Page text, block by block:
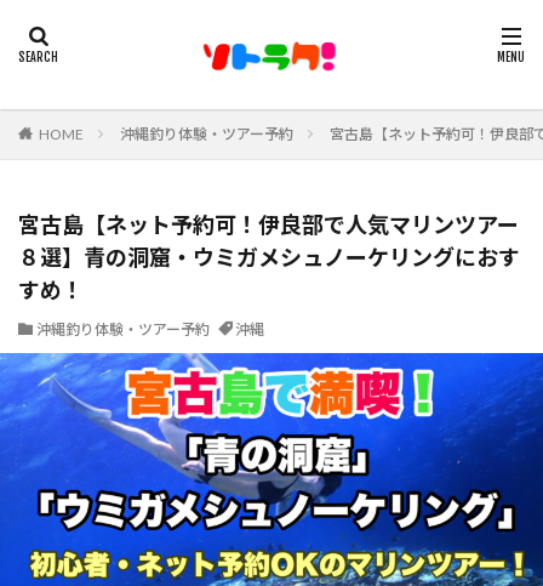
HOME 沖縄釣り体験・ツアー予約 宮古島【ネット予約可！伊良部
宮古島【ネット予約可！伊良部で人気マリンツアー
８選】青の洞窟・ウミガメシュノーケリングにおす
すめ！
沖縄釣り体験・ツアー予約 沖縄